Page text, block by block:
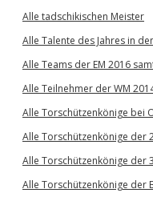
Alle tadschikischen Meister
Alle Talente des Jahres in
Alle Teams der EM 2016
Alle Teilnehmer der WM
Alle Torschützenkönige bei
Alle Torschützenkönige der
Alle Torschützenkönige der
Alle Torschützenkönige der